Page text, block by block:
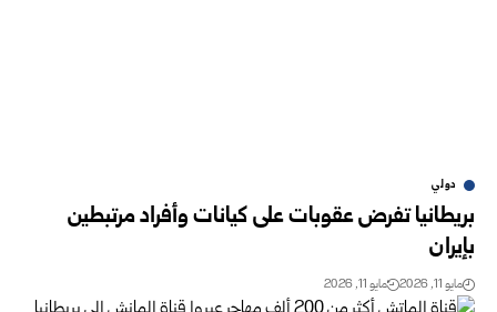
دولي
بريطانيا ‏تفرض عقوبات على كيانات وأفراد مرتبطين
بإيران
مايو 11, 2026 مايو 11, 2026